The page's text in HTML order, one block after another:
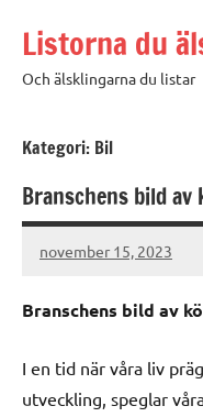
innehåll
Listorna du
Och älsklingarna du listar
Kategori: Bil
Branschens bild
november 15, 2023
admin
Branschens bild av
I en tid när våra liv
utveckling, speglar